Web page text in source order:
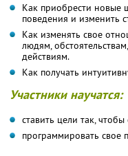
Как приобрести новые
поведения и изменить
Как изменять свое
людям, обстоятельствам,
действиям.
Как получать
Участники научатся:
ставить цели так,
программировать свое